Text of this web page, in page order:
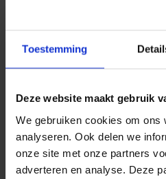
Toestemming
Deze website maakt gebruik
We gebruiken cookies om ons
analyseren. Ook delen we
onze site met onze partners
adverteren en analyse. Deze
leeftijd, geboortedatum,
Wijzig je wachtwoorden
niet hetzelfde wachtwoord
nooit op in de
Deze uitgangspunten
werkomgeving én thuis.
noodgedwongen